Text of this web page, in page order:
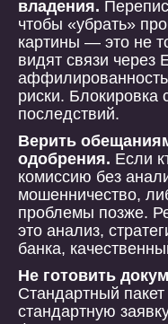
владения.
чтобы «убрать»
картины — это не
видят связи
риски. Блокировка
последствий.
Верить
одобрения. Если
комиссию без
мошенничество,
проблемы позже.
это анализ,
банка,
Не готовить
Стандартный
стандартную